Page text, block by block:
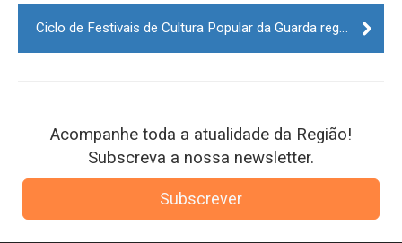
Ciclo de Festivais de Cultura Popular da Guarda regressa já no final deste mês
Acompanhe toda a atualidade da Região!
Subscreva a nossa newsletter.
Subscrever